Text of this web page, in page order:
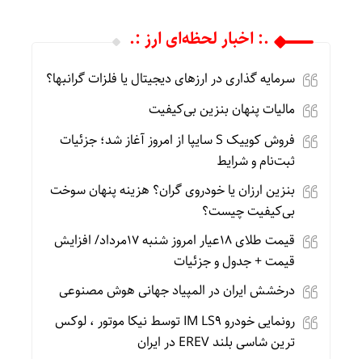
.: اخبار لحظه‌ای ارز :.
سرمایه گذاری در ارزهای دیجیتال یا فلزات گرانبها؟
مالیات پنهان بنزین بی‌کیفیت
فروش کوییک S سایپا از امروز آغاز شد؛ جزئیات
ثبت‌نام و شرایط
بنزین ارزان یا خودروی گران؟ هزینه پنهان سوخت
بی‌کیفیت چیست؟
قیمت طلای 18عیار امروز شنبه 17مرداد/ افزایش
قیمت + جدول و جزئیات
درخشش ایران در المپیاد جهانی هوش مصنوعی
رونمایی خودرو IM LS9 توسط نیکا موتور ، لوکس
ترین شاسی بلند EREV در ایران